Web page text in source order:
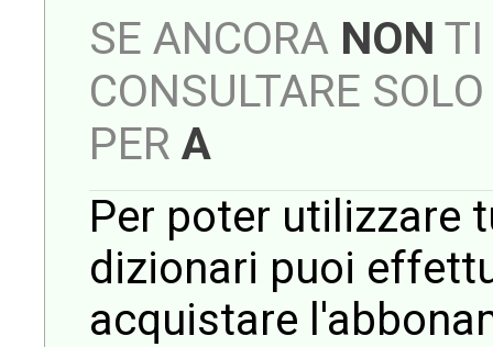
SE ANCORA NON TI
CONSULTARE
PER A
Per poter utilizzare
dizionari puoi
acquistare